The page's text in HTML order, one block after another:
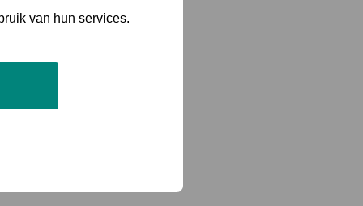
van hun services.